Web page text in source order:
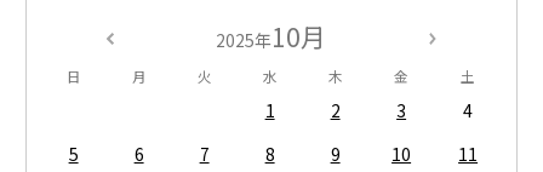
2025年10月
日 月 火 水 木 金 土
1 2 3
4
5
6 7 8 9 10
11